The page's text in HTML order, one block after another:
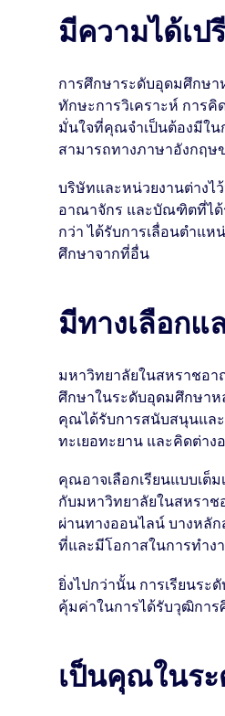
มีความได้เ
การศึกษาระดับอุดมศึกษ
ทักษะการวิเคราะห์ การ
มั่นใจที่คุณจำเป็นต้องมีใ
สามารถทางภาษาอังกฤ
บริษัทและหน่วยงานต่างไ
อาณาจักร และบัณฑิตที่ได้
กว่า ได้รับการเลื่อนตำแห
ศึกษาจากที่อื่น
มีทางเลือก
มหาวิทยาลัยในสหราชอ
ศึกษาในระดับอุดมศึกษา
คุณได้รับการสนับสนุนแล
ทะเยอทะยาน และคิดต่าง
คุณอาจเลือกเรียนแบบเต็
กับมหาวิทยาลัยในสหราช
ผ่านทางออนไลน์ บางหลั
ที่และมีโอกาสในการทำง
ยิ่งไปกว่านั้น การเรียนร
คุ้มค่าในการได้รับวุฒิกา
เป็นคุณในร